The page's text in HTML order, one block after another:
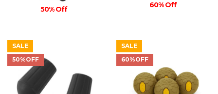
50% Off 60% Off
SALE
50%OFF
SALE
60%OFF